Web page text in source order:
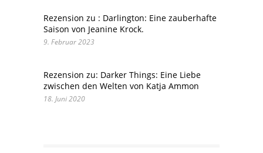
Rezension zu : Darlington: Eine zauberhafte
Saison von Jeanine Krock.
9. Februar 2023
Rezension zu: Darker Things: Eine Liebe
zwischen den Welten von Katja Ammon
18. Juni 2020